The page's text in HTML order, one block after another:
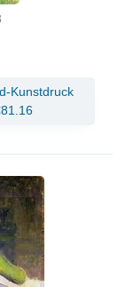
Kunstdruck